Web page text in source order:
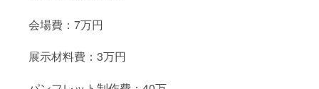
会場費：7万円
展示材料費：3万円